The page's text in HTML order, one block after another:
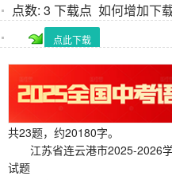
点数: 3 下载点 如何增加下
点此下载
共23题，约20180字。
江苏省连云港市2025-2026学
试题